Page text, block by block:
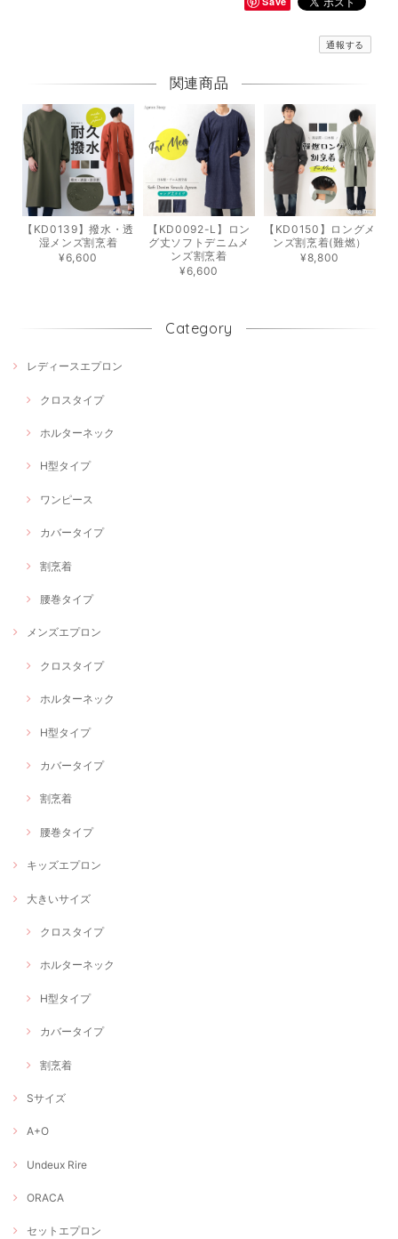
通報する
関連商品
【KD0139】撥水・透
湿メンズ割烹着
¥6,600
【KD0092-L】ロン
グ丈ソフトデニムメ
ンズ割烹着
¥6,600
【KD0150】ロングメ
ンズ割烹着(難燃）
¥8,800
Category
レディースエプロン
クロスタイプ
ホルターネック
H型タイプ
ワンピース
カバータイプ
割烹着
腰巻タイプ
メンズエプロン
クロスタイプ
ホルターネック
H型タイプ
カバータイプ
割烹着
腰巻タイプ
キッズエプロン
大きいサイズ
クロスタイプ
ホルターネック
H型タイプ
カバータイプ
割烹着
Sサイズ
A+O
Undeux Rire
ORACA
セットエプロン